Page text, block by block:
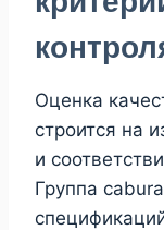
Оценка
строится на
и
Группа